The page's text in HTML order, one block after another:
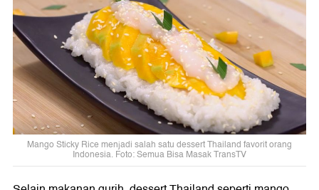
Mango Sticky Rice menjadi salah satu dessert Thailand favorit orang
Indonesia. Foto: Semua Bisa Masak TransTV